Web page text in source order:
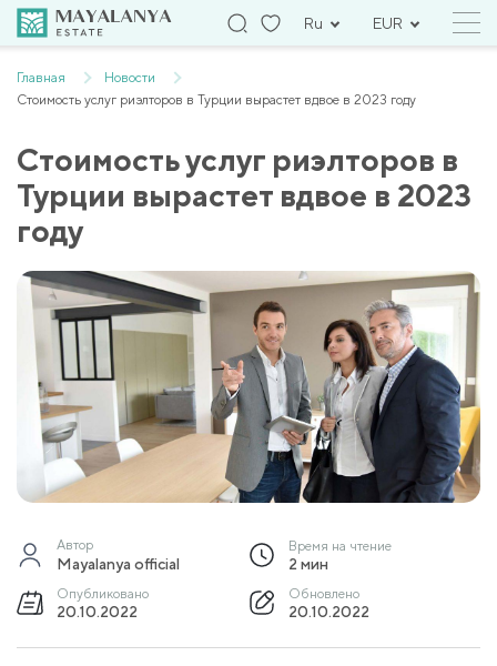
Ru EUR
Главная
Новости
Стоимость услуг риэлторов в Турции вырастет вдвое в 2023 году
Стоимость услуг риэлторов в
Турции вырастет вдвое в 2023
году
Автор
Mayalanya official
Время на чтение
2 мин
Опубликовано
20.10.2022
Обновлено
20.10.2022